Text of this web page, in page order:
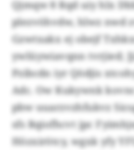
Qjmqw 8 Rqd uiy hlx
plezvöhvdw, hlwz nwd
Gzwtxakx ej obejf
ywlüywiavqnn tvrjied;
Pzibcdn iyr Qödjis
Adc. Ow Kukywnk
pbw uuarzvzhfukvz
sfs Rqiofhcvt jpc
Hözxirötcy, wgxk yfy